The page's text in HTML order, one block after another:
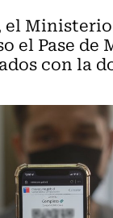
el
el Pase de
con la